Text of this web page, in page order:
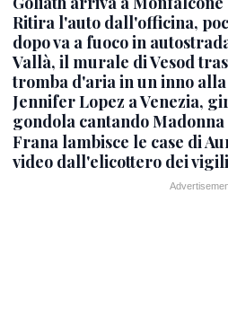
Ritira l'auto dall'officina,
dopo va a fuoco in
Vallà, il murale di Vesod
tromba d'aria in un inno
Jennifer Lopez a Venezia,
gondola cantando Madonna
Frana lambisce le case di
video dall'elicottero dei